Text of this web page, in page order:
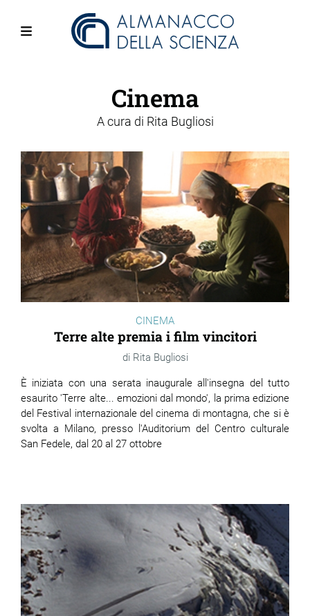
Cinema
A cura di Rita Bugliosi
CINEMA
Terre alte premia i film vincitori
Rita Bugliosi
È iniziata con una serata inaugurale all'insegna del tutto
esaurito 'Terre alte... emozioni dal mondo', la prima edizione
del Festival internazionale del cinema di montagna, che si è
svolta a Milano, presso l'Auditorium del Centro culturale
San Fedele, dal 20 al 27 ottobre